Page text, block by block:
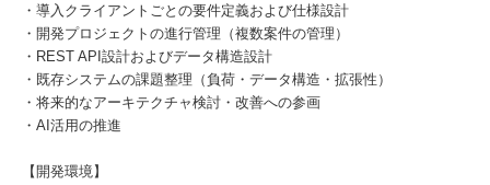
・導入クライアントごとの要件定義および仕様設計
・開発プロジェクトの進行管理（複数案件の管理）
・REST API設計およびデータ構造設計
・既存システムの課題整理（負荷・データ構造・拡張性）
・将来的なアーキテクチャ検討・改善への参画
・AI活用の推進
【開発環境】